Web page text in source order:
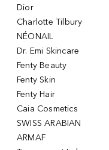
Dior
Charlotte Tilbury
NÉONAIL
Dr. Emi Skincare
Fenty Beauty
Fenty Skin
Fenty Hair
Caia Cosmetics
SWISS ARABIAN
ARMAF